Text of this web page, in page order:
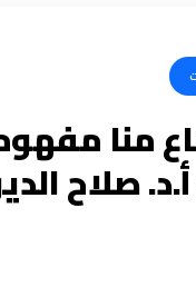
منا
صلاح